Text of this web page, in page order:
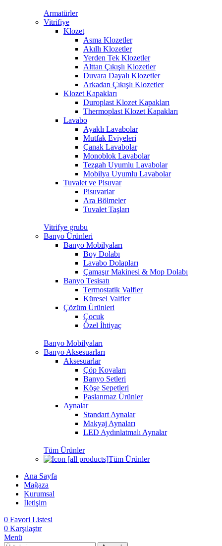
Armatürler
Vitrifiye
Klozet
Asma Klozetler
Akıllı Klozetler
Yerden Tek Klozetler
Alttan Çıkışlı Klozetler
Duvara Dayalı Klozetler
Arkadan Çıkışlı Klozetler
Klozet Kapakları
Duroplast Klozet Kapakları
Thermoplast Klozet Kapakları
Lavabo
Ayaklı Lavabolar
Mutfak Eviyeleri
Çanak Lavabolar
Monoblok Lavabolar
Tezgah Uyumlu Lavabolar
Mobilya Uyumlu Lavabolar
Tuvalet ve Pisuvar
Pisuvarlar
Ara Bölmeler
Tuvalet Taşları
Vitrifye grubu
Banyo Ürünleri
Banyo Mobilyaları
Boy Dolabı
Lavabo Dolapları
Çamaşır Makinesi & Mop Dolabı
Banyo Tesisatı
Termostatik Valfler
Küresel Valfler
Çözüm Ürünleri
Çocuk
Özel İhtiyaç
Banyo Mobilyaları
Banyo Aksesuarları
Aksesuarlar
Çöp Kovaları
Banyo Setleri
Köşe Sepetleri
Paslanmaz Ürünler
Aynalar
Standart Aynalar
Makyaj Aynaları
LED Aydınlatmalı Aynalar
Tüm Ürünler
Tüm Ürünler
Ana Sayfa
Mağaza
Kurumsal
İletişim
0 Favori Listesi
0 Karşılaştır
Menü